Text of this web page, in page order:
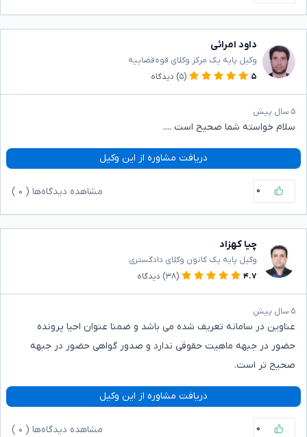
داود امرائی
وکیل پایه یک مرکز وکلای قوه‌قضاییه
۵
(۵) دیدگاه
۵ سال پیش
سلام خواسته شما صحیح است ....
دریافت مشاوره از این وکیل
۰ مشاهده دیدگاه‌ها ( ۰
چیا کهزاد
وکیل پایه یک کانون وکلای دادگستری
۴.۷
(۳۸) دیدگاه
۵ سال پیش
عناوین در سامانه تعریف شده می باشد و ضمنا عنوان احیا پرونده
حضور در جبهه ماهیت حقوقی ندارد و صدور گواهی حضور در جبهه
صحیح تر است.
دریافت مشاوره از این وکیل
۰ مشاهده دیدگاه‌ها ( ۰